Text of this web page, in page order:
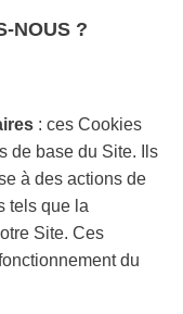
NOUS ?
: ces Cookies
de base du Site. Ils
à des actions de
tels que la
Site. Ces
du